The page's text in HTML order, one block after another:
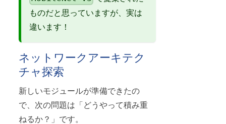
ものだと思っていますが、実は
違います！
ネットワークアーキテク
チャ探索
新しいモジュールが準備できたの
で、次の問題は「どうやって積み重
ねるか？」です。